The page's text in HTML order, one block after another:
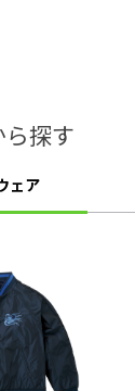
探す
ェア